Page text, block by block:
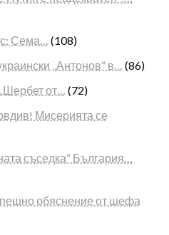
Сема… (108)
„Антонов“ в… (86)
от… (72)
Мисерията се
съседка“ България…
обяснение от шефа